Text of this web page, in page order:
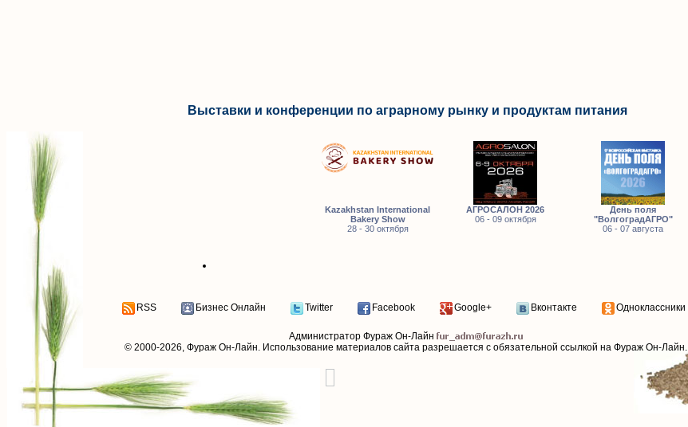
Выставки и конференции по аграрному рынку и продуктам питания
Kazakhstan International
Bakery Show
28 - 30 октября
АГРОСАЛОН 2026
06 - 09 октября
День поля
"ВолгоградАГРО"
06 - 07 августа
RSS Бизнес Онлайн Twitter Facebook Google+ Вконтакте Одноклассники
Администратор Фураж Он-Лайн
© 2000-2026, Фураж Он-Лайн. Использование материалов сайта разрешается с обязательной ссылкой на Фураж Он-Лайн.